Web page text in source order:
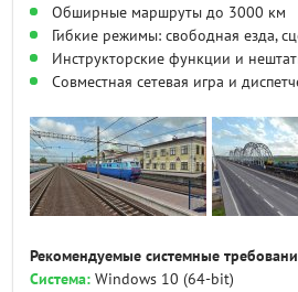
Обширные маршруты до 3000 км
Гибкие режимы: свободная езда,
Инструкторские функции и
Совместная сетевая игра и
Рекомендуемые системные
Система:Windows 10 (64-bit)